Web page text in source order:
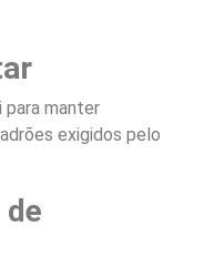
para manter
exigidos pelo